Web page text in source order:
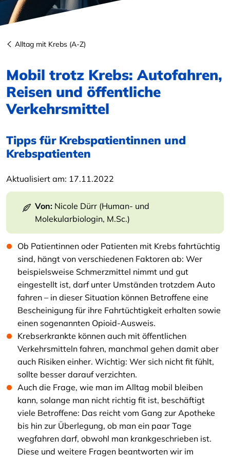
Alltag mit Krebs (A-Z)
Mobil trotz Krebs: Autofahren,
Reisen und öffentliche
Verkehrsmittel
Tipps für Krebspatientinnen und
Krebspatienten
Aktualisiert am: 17.11.2022
Von: Nicole Dürr (Human- und
Molekularbiologin, M.Sc.)
Ob Patientinnen oder Patienten mit Krebs fahrtüchtig
sind, hängt von verschiedenen Faktoren ab: Wer
beispielsweise Schmerzmittel nimmt und gut
eingestellt ist, darf unter Umständen trotzdem Auto
fahren – in dieser Situation können Betroffene eine
Bescheinigung für ihre Fahrtüchtigkeit erhalten sowie
einen sogenannten Opioid-Ausweis.
Krebserkrankte können auch mit öffentlichen
Verkehrsmitteln fahren, manchmal gehen damit aber
auch Risiken einher. Wichtig: Wer sich nicht fit fühlt,
sollte besser darauf verzichten.
Auch die Frage, wie man im Alltag mobil bleiben
kann, solange man nicht richtig fit ist, beschäftigt
viele Betroffene: Das reicht vom Gang zur Apotheke
bis hin zur Überlegung, ob man ein paar Tage
wegfahren darf, obwohl man krankgeschrieben ist.
Diese und weitere Fragen beantworten wir im